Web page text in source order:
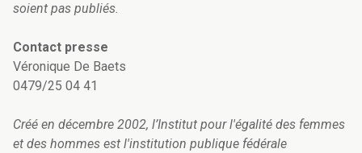
soient pas publiés.
Contact presse
Véronique De Baets
0479/25 04 41
Créé en décembre 2002, l’Institut pour l'égalité des femmes
et des hommes est l'institution publique fédérale